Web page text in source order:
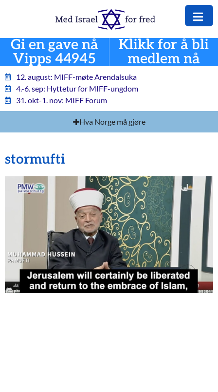
Gi en gave nå
Vipps 44945
Klikk for å bli
medlem nå
12. august: MIFF-møte Arendalsuka
4.-6. sep: Hyttetur for MIFF-ungdom
31. okt-1. nov: MIFF Forum
Hva Norge må gjøre
stormufti